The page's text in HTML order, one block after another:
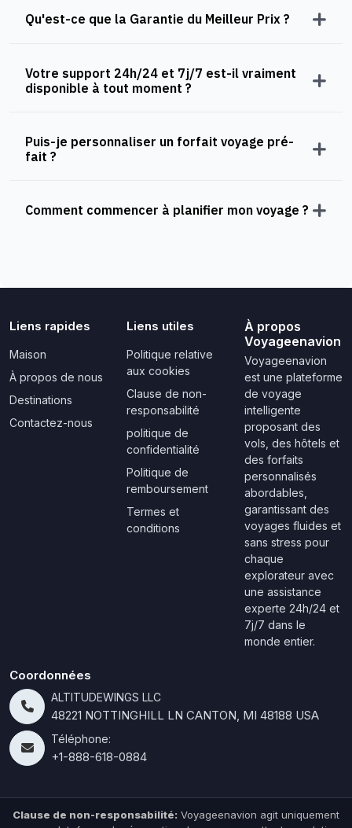
Qu'est-ce que la Garantie du Meilleur Prix ?
Votre support 24h/24 et 7j/7 est-il vraiment
disponible à tout moment ?
Puis-je personnaliser un forfait voyage pré-
fait ?
Comment commencer à planifier mon voyage ?
Liens rapides
Maison
À propos de nous
Destinations
Contactez-nous
Liens utiles
Politique relative
aux cookies
Clause de non-
responsabilité
politique de
confidentialité
Politique de
remboursement
Termes et
conditions
À propos
Voyageenavion
Voyageenavion
est une plateforme
de voyage
intelligente
proposant des
vols, des hôtels et
des forfaits
personnalisés
abordables,
garantissant des
voyages fluides et
sans stress pour
chaque
explorateur avec
une assistance
experte 24h/24 et
7j/7 dans le
monde entier.
Coordonnées
ALTITUDEWINGS LLC
48221 NOTTINGHILL LN CANTON, MI 48188 USA
Téléphone:
+1-888-618-0884
Clause de non-responsabilité: Voyageenavion agit uniquement